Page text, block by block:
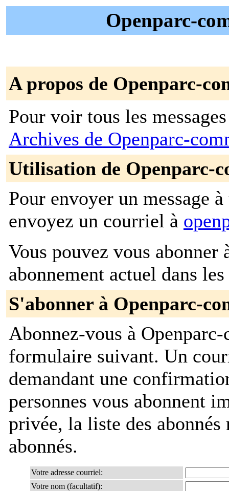
Openparc-
A propos de Openparc-
Pour voir tous les
Archives de Openparc-
Utilisation de Openparc-
Pour envoyer un message
envoyez un courriel à
Vous pouvez vous
abonnement actuel dans
S'abonner à Openparc-
Abonnez-vous à
formulaire suivant. Un
demandant une
personnes vous abonnent
privée, la liste des
abonnés.
Votre adresse courriel:
Votre nom (facultatif):